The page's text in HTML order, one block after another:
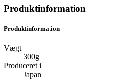
Produktinformation
Produktinformation
Vægt
300g
Produceret i
Japan